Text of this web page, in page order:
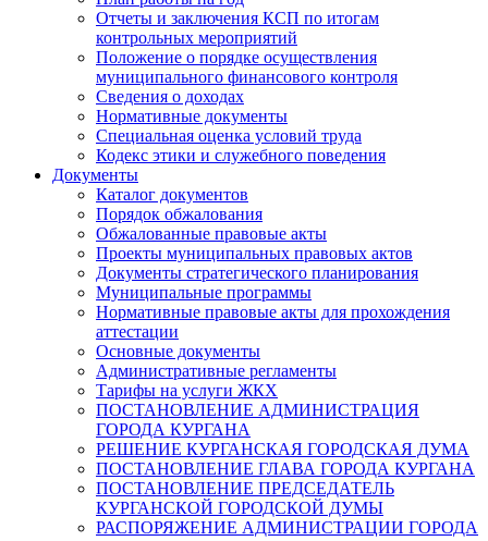
Отчеты и заключения КСП по итогам
контрольных мероприятий
Положение о порядке осуществления
муниципального финансового контроля
Сведения о доходах
Нормативные документы
Специальная оценка условий труда
Кодекс этики и служебного поведения
Документы
Каталог документов
Порядок обжалования
Обжалованные правовые акты
Проекты муниципальных правовых актов
Документы стратегического планирования
Муниципальные программы
Нормативные правовые акты для прохождения
аттестации
Основные документы
Административные регламенты
Тарифы на услуги ЖКХ
ПОСТАНОВЛЕНИЕ АДМИНИСТРАЦИЯ
ГОРОДА КУРГАНА
РЕШЕНИЕ КУРГАНСКАЯ ГОРОДСКАЯ ДУМА
ПОСТАНОВЛЕНИЕ ГЛАВА ГОРОДА КУРГАНА
ПОСТАНОВЛЕНИЕ ПРЕДСЕДАТЕЛЬ
КУРГАНСКОЙ ГОРОДСКОЙ ДУМЫ
РАСПОРЯЖЕНИЕ АДМИНИСТРАЦИИ ГОРОДА